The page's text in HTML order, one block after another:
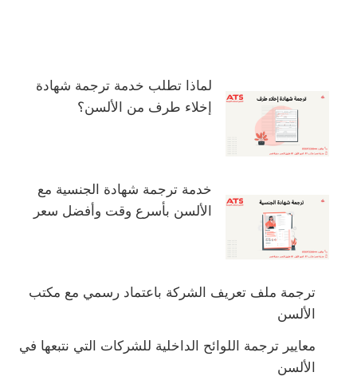
لماذا تطلب خدمة ترجمة شهادة
إخلاء طرف من الألسن؟
خدمة ترجمة شهادة الجنسية مع
الألسن بأسرع وقت وأفضل سعر
ترجمة ملف تعريف الشركة باعتماد رسمي مع مكتب
الألسن
معايير ترجمة اللوائح الداخلية للشركات التي نتبعها في
الألسن